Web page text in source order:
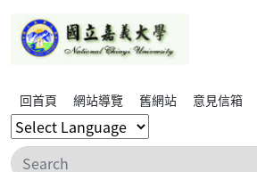
回首頁 網站導覽 舊網站 意見信箱